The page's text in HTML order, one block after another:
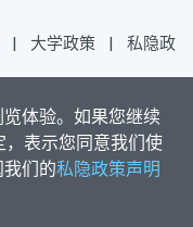
体验。如果您继续
表示您同意我们使
们的私隐政策声明
| 大学政策 |
私隐政